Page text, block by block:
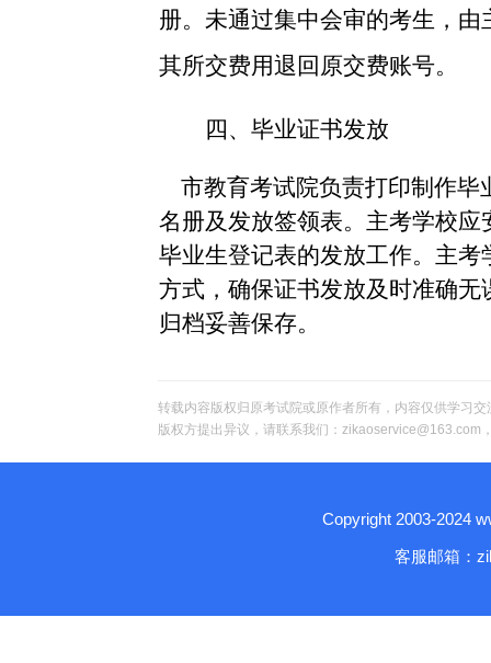
册。未通过集中会审的考生，
其所交费用退回原交费账号。
四、毕业证书发放
市教育考试院负责打印制作
名册及发放签领表。主考学校
毕业生登记表的发放工作。主
方式，确保证书发放及时准确
归档妥善保存。
转载内容版权归原考试院或原作者所有，内容仅供学习
版权方提出异议，请联系我们：zikaoservice@163.com
Copyright 2003-2024
客服邮箱：